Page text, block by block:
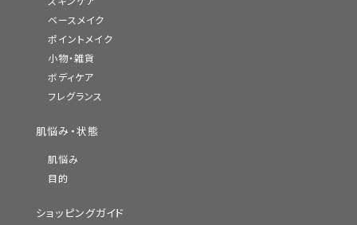
ベースメイク
ポイントメイク
小物・雑貨
ボディケア
フレグランス
肌悩み・状態
肌悩み
目的
ショッピングガイド